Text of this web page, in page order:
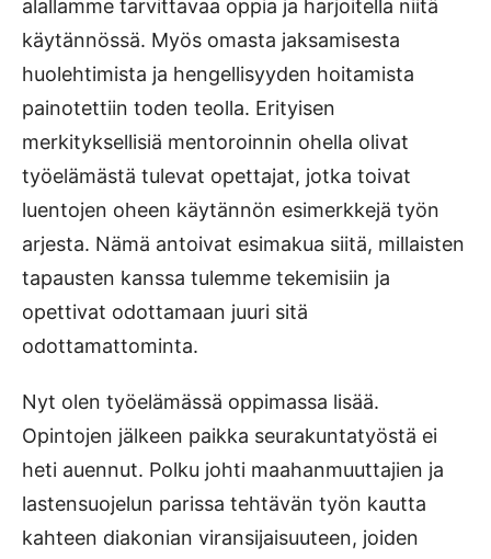
alallamme tarvittavaa oppia ja harjoitella niitä
käytännössä. Myös omasta jaksamisesta
huolehtimista ja hengellisyyden hoitamista
painotettiin toden teolla. Erityisen
merkityksellisiä mentoroinnin ohella olivat
työelämästä tulevat opettajat, jotka toivat
luentojen oheen käytännön esimerkkejä työn
arjesta. Nämä antoivat esimakua siitä, millaisten
tapausten kanssa tulemme tekemisiin ja
opettivat odottamaan juuri sitä
odottamattominta.
Nyt olen työelämässä oppimassa lisää.
Opintojen jälkeen paikka seurakuntatyöstä ei
heti auennut. Polku johti maahanmuuttajien ja
lastensuojelun parissa tehtävän työn kautta
kahteen diakonian viransijaisuuteen, joiden